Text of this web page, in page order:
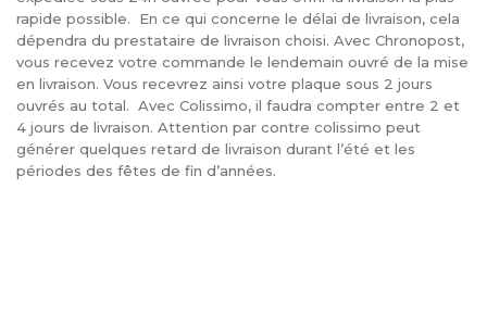
rapide possible. En ce qui concerne le délai de livraison, cela
dépendra du prestataire de livraison choisi. Avec Chronopost,
vous recevez votre commande le lendemain ouvré de la mise
en livraison. Vous recevrez ainsi votre plaque sous 2 jours
ouvrés au total. Avec Colissimo, il faudra compter entre 2 et
4 jours de livraison. Attention par contre colissimo peut
générer quelques retard de livraison durant l’été et les
périodes des fêtes de fin d’années.